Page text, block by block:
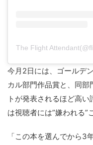
今月2日には、ゴールデ
カル部門作品賞と、同
トが発表されるほど高
は視聴者には”嫌われる”
「この本を選んでから3